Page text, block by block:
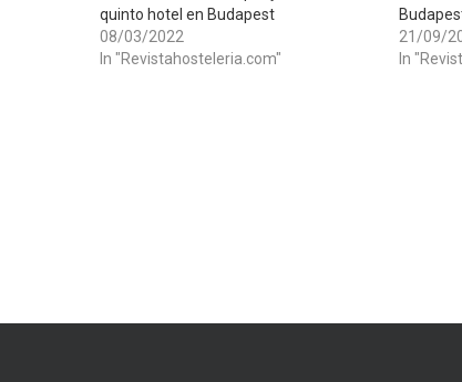
quinto hotel en Budapest
08/03/2022
In "Revistahosteleria.com"
21/09/
In